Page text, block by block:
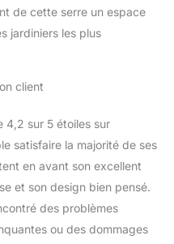
un accès
pour l'entretien et
des plantes.
des plantes et une
STABLE ET
À MONTER : La
tubulaire en
au sol fournit
stable et sûre
votre abri de
de cette serre un espace
jardiniers les plus
client
4,2 sur 5 étoiles sur
satisfaire la majorité de ses
en avant son excellent
et son design bien pensé.
des problèmes
ou des dommages